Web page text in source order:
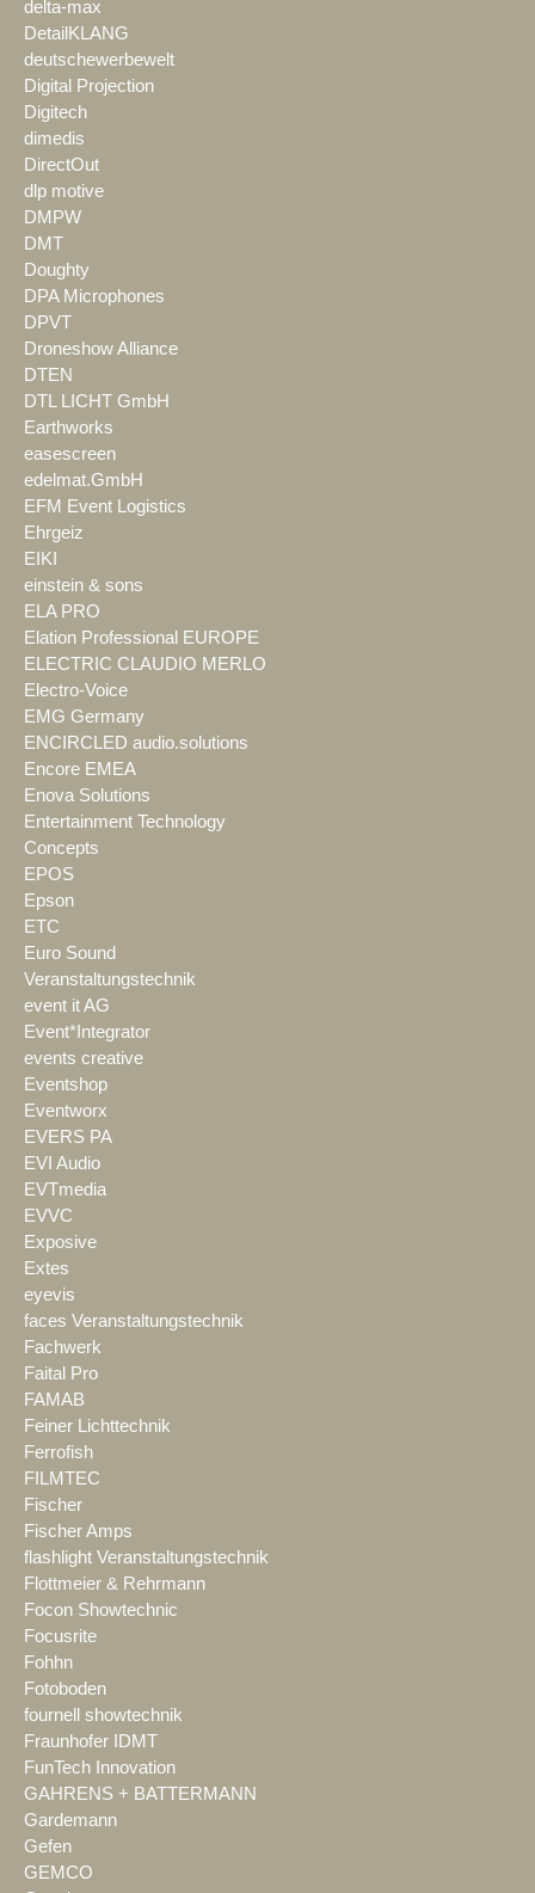
delta-max
DetailKLANG
deutschewerbewelt
Digital Projection
Digitech
dimedis
DirectOut
dlp motive
DMPW
DMT
Doughty
DPA Microphones
DPVT
Droneshow Alliance
DTEN
DTL LICHT GmbH
Earthworks
easescreen
edelmat.GmbH
EFM Event Logistics
Ehrgeiz
EIKI
einstein & sons
ELA PRO
Elation Professional EUROPE
ELECTRIC CLAUDIO MERLO
Electro-Voice
EMG Germany
ENCIRCLED audio.solutions
Encore EMEA
Enova Solutions
Entertainment Technology
Concepts
EPOS
Epson
ETC
Euro Sound
Veranstaltungstechnik
event it AG
Event*Integrator
events creative
Eventshop
Eventworx
EVERS PA
EVI Audio
EVTmedia
EVVC
Exposive
Extes
eyevis
faces Veranstaltungstechnik
Fachwerk
Faital Pro
FAMAB
Feiner Lichttechnik
Ferrofish
FILMTEC
Fischer
Fischer Amps
flashlight Veranstaltungstechnik
Flottmeier & Rehrmann
Focon Showtechnic
Focusrite
Fohhn
Fotoboden
fournell showtechnik
Fraunhofer IDMT
FunTech Innovation
GAHRENS + BATTERMANN
Gardemann
Gefen
GEMCO